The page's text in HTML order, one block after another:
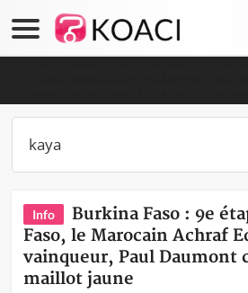
Info
Burkina Faso : 9e
Faso, le Marocain Achraf
vainqueur, Paul Daumont
maillot jaune